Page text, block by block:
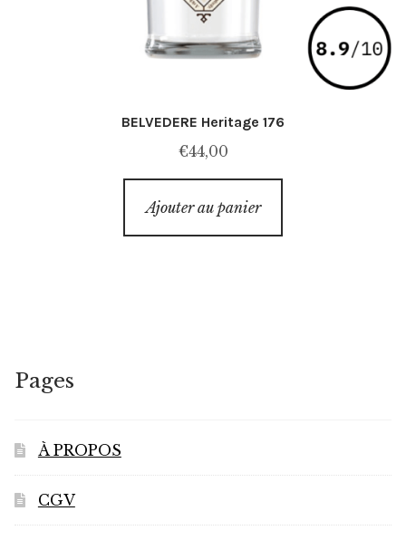
BELVEDERE Heritage 176
€44,00
Ajouter au panier
Pages
À PROPOS
CGV